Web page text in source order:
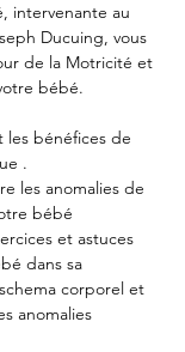
intervenante au
Ducuing, vous
de la Motricité et
bébé.
les bénéfices de
.
les anomalies de
bébé
et astuces
dans sa
corporel et
anomalies